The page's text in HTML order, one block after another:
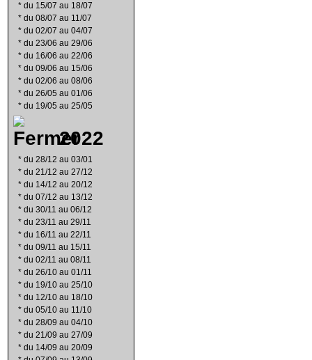
* du 15/07 au 18/07
* du 08/07 au 11/07
* du 02/07 au 04/07
* du 23/06 au 29/06
* du 16/06 au 22/06
* du 09/06 au 15/06
* du 02/06 au 08/06
* du 26/05 au 01/06
* du 19/05 au 25/05
2022
* du 28/12 au 03/01
* du 21/12 au 27/12
* du 14/12 au 20/12
* du 07/12 au 13/12
* du 30/11 au 06/12
* du 23/11 au 29/11
* du 16/11 au 22/11
* du 09/11 au 15/11
* du 02/11 au 08/11
* du 26/10 au 01/11
* du 19/10 au 25/10
* du 12/10 au 18/10
* du 05/10 au 11/10
* du 28/09 au 04/10
* du 21/09 au 27/09
* du 14/09 au 20/09